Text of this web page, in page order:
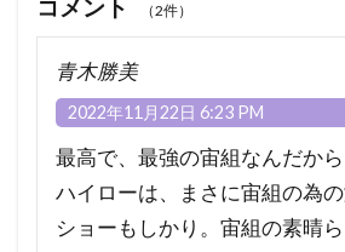
コメント （2件）
青木勝美
2022年11月22日 6:23 PM
最高で、最強の宙組なんだから
ハイローは、まさに宙組の為
ショーもしかり。宙組の素晴